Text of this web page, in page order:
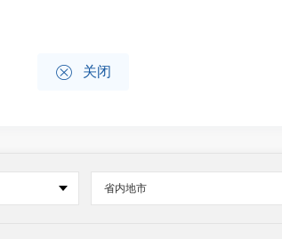
 关闭
省内地市